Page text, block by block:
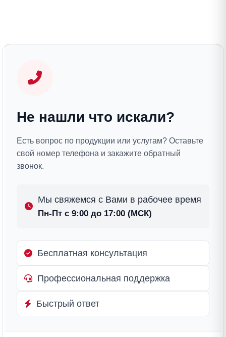
Не нашли что искали?
Есть вопрос по продукции или услугам? Оставьте
свой номер телефона и закажите обратный
звонок.
Мы свяжемся с Вами в рабочее время
Пн-Пт с 9:00 до 17:00 (МСК)
Бесплатная консультация
Профессиональная поддержка
Быстрый ответ